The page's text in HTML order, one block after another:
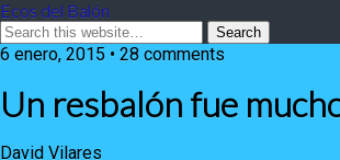
Ecos del Balón
6 enero, 2015 • 28 comments
Un resbalón fue
David Vilares